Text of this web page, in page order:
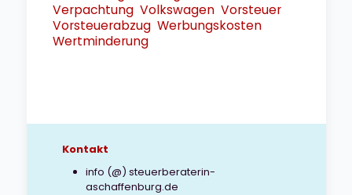
Verpachtung Volkswagen Vorsteuer
Vorsteuerabzug Werbungskosten
Wertminderung
Kontakt
info (@) steuerberaterin-
aschaffenburg.de